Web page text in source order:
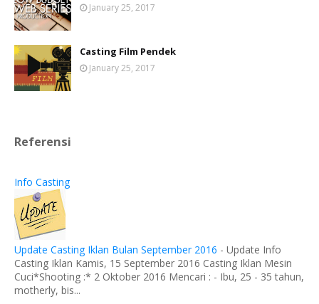
January 25, 2017
Casting Film Pendek
January 25, 2017
Referensi
Info Casting
Update Casting Iklan Bulan September 2016 - Update Info
Casting Iklan Kamis, 15 September 2016 Casting Iklan Mesin
Cuci*Shooting :* 2 Oktober 2016 Mencari : - Ibu, 25 - 35 tahun,
motherly, bis...